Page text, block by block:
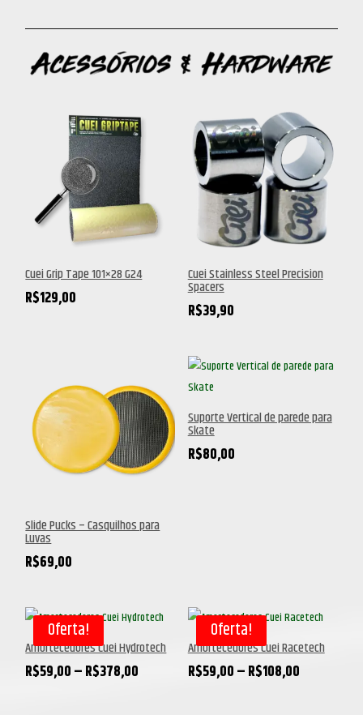
Cuei Grip Tape 101×28 G24
R$129,00
Cuei Stainless Steel Precision
Spacers
R$39,90
Slide Pucks – Casquilhos para
Luvas
R$69,00
Suporte Vertical de parede para
Skate
R$80,00
Oferta!
Amortecedores Cuei Hydrotech
R$59,00–R$378,00
Oferta!
Amortecedores Cuei Racetech
R$59,00–R$108,00Faixa